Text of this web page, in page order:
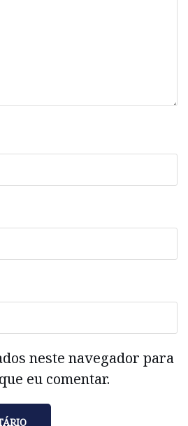
neste navegador para
eu comentar.